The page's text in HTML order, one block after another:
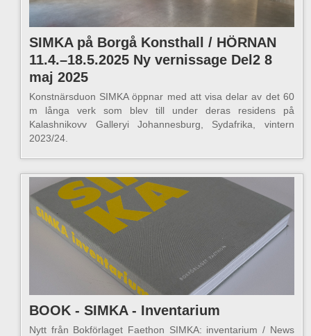
SIMKA på Borgå Konsthall / HÖRNAN
11.4.–18.5.2025 Ny vernissage Del2 8
maj 2025
Konstnärsduon SIMKA öppnar med att visa delar av det 60
m långa verk som blev till under deras residens på
Kalashnikovv Galleryi Johannesburg, Sydafrika, vintern
2023/24.
BOOK - SIMKA - Inventarium
Nytt från Bokförlaget Faethon SIMKA: inventarium / News